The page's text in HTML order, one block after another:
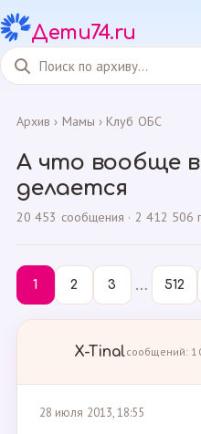
Дети74.ru
Архив › Мамы › Клуб ОБС
А что вообще
делается
20 453 сообщения · 2 412 506
1 2 3 … 512
X-Tinalсообщений:
28 июля 2013, 18:55